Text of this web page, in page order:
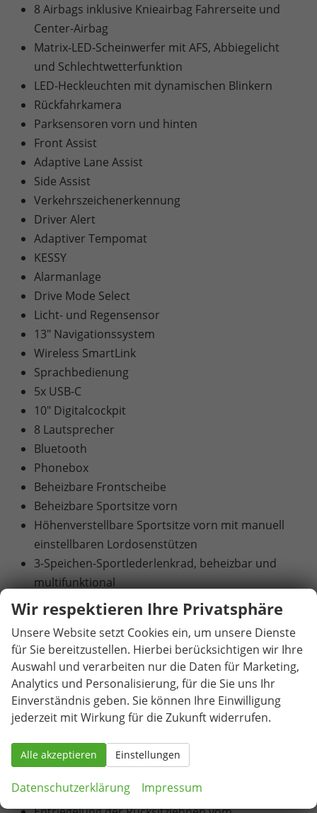
8 Airbags inklusive Knieairbag Fahrerseite und
Center-Airbag
Matrix-LED-Scheinwerfer mit AFS, Abbiegelicht
und Schlechtwetterfunktion
LED-Heckleuchten mit dynamischen Blinkern
Rückfahrkamera
Parksensoren vorn und hinten
Front Assist
Adaptive Lane Assist
Side Assist
Verkehrszeichenerkennung
Driver Alert
Adaptiver Tempomat
KESSY
Alarmanlage
Drive Mode Select
Licht- und Regensensor
13" Navigationssystem
Wireless SmartLink
Sprachbedienung
5x USB-C
10" Digitalcockpit
8 Lautsprecher
Bluetooth
Phonebox
Beheizbare Frontscheibe
Beheizbare Sportsitze vorn
Höhenverstellbare Sportsitze vorn mit manuell
einstellbaren Lordosenstützen
3-Speichen-Sportlederlenkrad, beheizbar und
multifunktional
Climatronic – 2-Zonen-Klimaautomatik
Mittelarmlehne vorn mit Jumbo Box und
Luftausströmern im Fond
Mittelarmlehne hinten mit Durchladefunktion
Elektrische Heckklappe mit virtuellem Pedal
Elektrisch einstell-, beheiz- und anklappbare
Außenspiegel mit automatisch abblendendem
Innenspiegel automatisch abblendend
Sonnenrollos an den hinteren Seitenscheiben
Wir respektieren Ihre Privatsphäre
Unsere Website setzt Cookies ein, um unsere Dienste
für Sie bereitzustellen. Hierbei berücksichtigen wir Ihre
Auswahl und verarbeiten nur die Daten für Marketing,
Analytics und Personalisierung, für die Sie uns Ihr
Einverständnis geben. Sie können Ihre Einwilligung
jederzeit mit Wirkung für die Zukunft widerrufen.
Alle akzeptieren Einstellungen
Datenschutzerklärung Impressum